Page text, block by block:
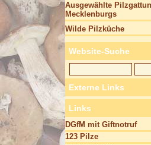
Ausgewählte
Mecklenburgs
Wilde Pilzküche
Website-Suche
Externe Links
Links
DGfM mit Giftnotruf
123 Pilze